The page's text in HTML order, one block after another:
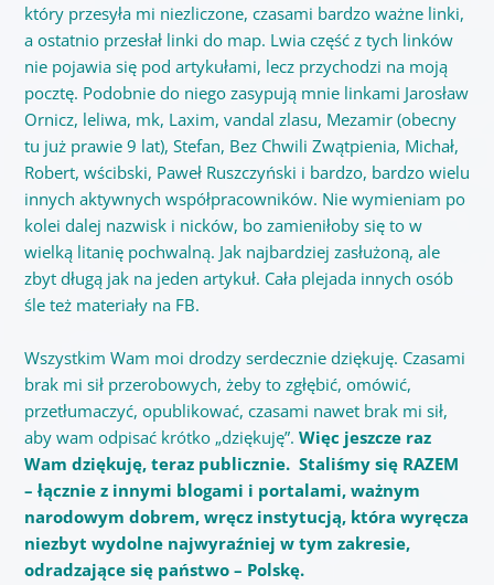
który przesyła mi niezliczone, czasami bardzo ważne linki,
a ostatnio przesłał linki do map. Lwia część z tych linków
nie pojawia się pod artykułami, lecz przychodzi na moją
pocztę. Podobnie do niego zasypują mnie linkami Jarosław
Ornicz, leliwa, mk, Laxim, vandal zlasu, Mezamir (obecny
tu już prawie 9 lat), Stefan, Bez Chwili Zwątpienia, Michał,
Robert, wścibski, Paweł Ruszczyński i bardzo, bardzo wielu
innych aktywnych współpracowników. Nie wymieniam po
kolei dalej nazwisk i nicków, bo zamieniłoby się to w
wielką litanię pochwalną. Jak najbardziej zasłużoną, ale
zbyt długą jak na jeden artykuł. Cała plejada innych osób
śle też materiały na FB.
Wszystkim Wam moi drodzy serdecznie dziękuję. Czasami
brak mi sił przerobowych, żeby to zgłębić, omówić,
przetłumaczyć, opublikować, czasami nawet brak mi sił,
aby wam odpisać krótko „dziękuję”. Więc jeszcze raz
Wam dziękuję, teraz publicznie. Staliśmy się RAZEM
– łącznie z innymi blogami i portalami, ważnym
narodowym dobrem, wręcz instytucją, która wyręcza
niezbyt wydolne najwyraźniej w tym zakresie,
odradzające się państwo – Polskę.